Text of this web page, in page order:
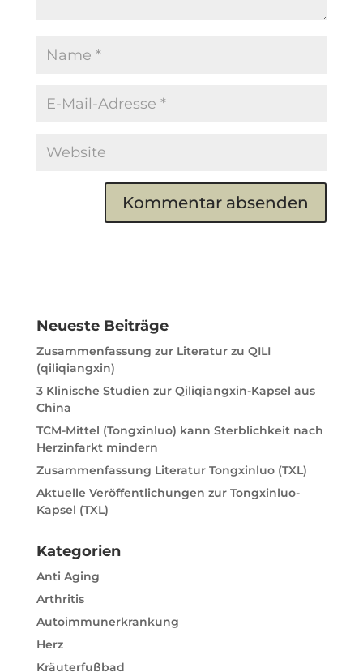
a
t
i
v
e
Neueste Beiträge
Zusammenfassung zur Literatur zu QILI
(qiliqiangxin)
3 Klinische Studien zur Qiliqiangxin-Kapsel aus
China
TCM-Mittel (Tongxinluo) kann Sterblichkeit nach
Herzinfarkt mindern
Zusammenfassung Literatur Tongxinluo (TXL)
Aktuelle Veröffentlichungen zur Tongxinluo-
Kapsel (TXL)
Kategorien
Anti Aging
Arthritis
Autoimmunerkrankung
Herz
Kräuterfußbad